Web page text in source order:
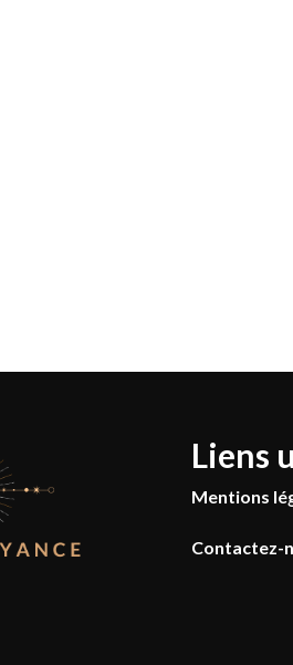
Liens
Mentions
Contactez-